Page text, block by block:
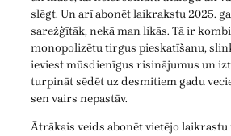
slēgt. Un arī abonēt laikrakstu 2025.
sarežģītāk, nekā man likās. Tā ir
monopolizētu tirgus pieskatīšanu,
ieviest mūsdienīgus risinājumus un
turpināt sēdēt uz desmitiem gadu
sen vairs nepastāv.
Ātrākais veids abonēt vietējo